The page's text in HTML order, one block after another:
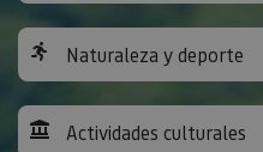
Naturaleza y deporte
Actividades culturales